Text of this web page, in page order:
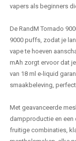
vapers als beginners
De RandM Tornado
9000 puffs, zodat je
vape te hoeven
mAh zorgt ervoor dat
van 18 ml e-liquid
smaakbeleving,
Met geavanceerde
dampproductie en een
fruitige combinaties,